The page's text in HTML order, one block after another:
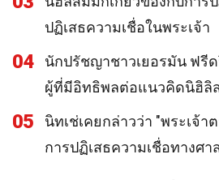
ปฏิเสธความเชื่อในพระเจ้า
04
นักปรัชญาชาวเยอรมัน ฟรี
ผู้ที่มีอิทธิพลต่อแนวคิดนิฮิลิ
05
นิทเช่เคยกล่าวว่า "พระเจ้า
การปฏิเสธความเชื่อทางศา